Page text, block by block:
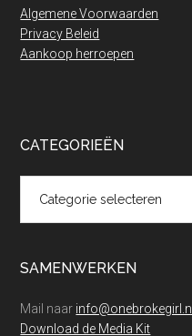
Algemene Voorwaarden
Privacy Beleid
Aankoop herroepen
CATEGORIEËN
SAMENWERKEN
Mail naar info@onebrokegirl.nl
Download de Media Kit